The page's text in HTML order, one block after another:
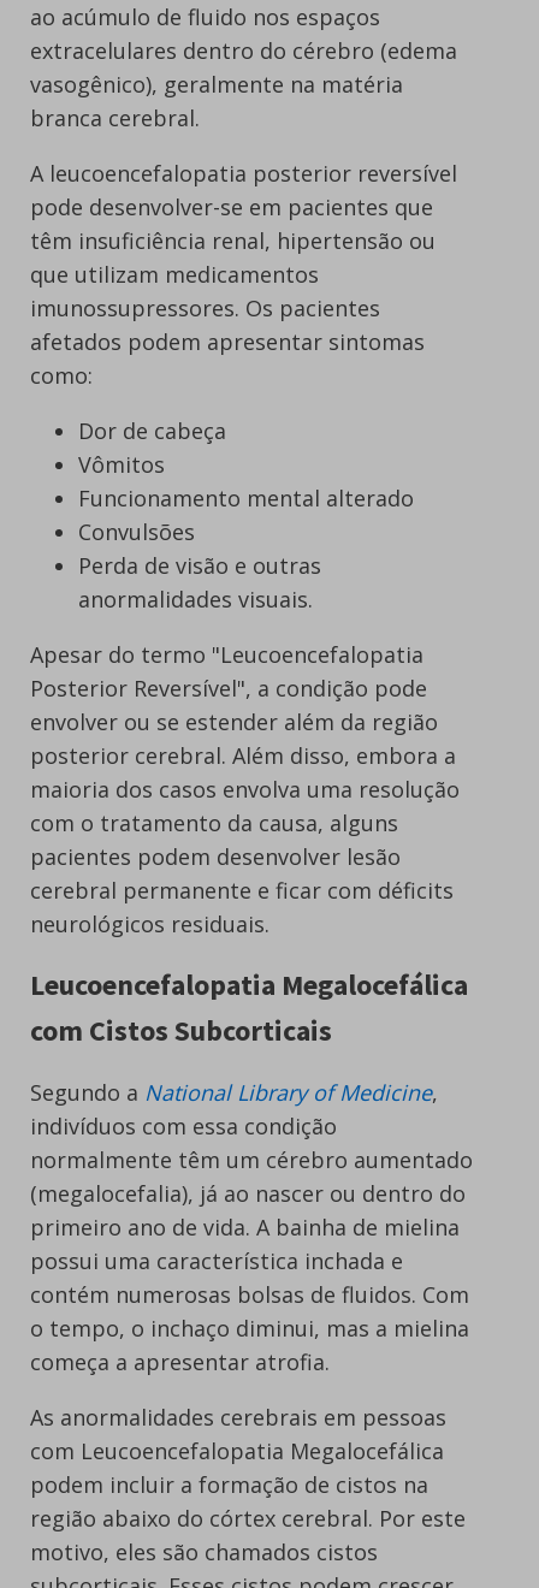
ao acúmulo de fluido nos espaços
extracelulares dentro do cérebro (edema
vasogênico), geralmente na matéria
branca cerebral.
A leucoencefalopatia posterior reversível
pode desenvolver-se em pacientes que
têm insuficiência renal, hipertensão ou
que utilizam medicamentos
imunossupressores. Os pacientes
afetados podem apresentar sintomas
como:
Dor de cabeça
Vômitos
Funcionamento mental alterado
Convulsões
Perda de visão e outras
anormalidades visuais.
Apesar do termo "Leucoencefalopatia
Posterior Reversível", a condição pode
envolver ou se estender além da região
posterior cerebral. Além disso, embora a
maioria dos casos envolva uma resolução
com o tratamento da causa, alguns
pacientes podem desenvolver lesão
cerebral permanente e ficar com déficits
neurológicos residuais.
Leucoencefalopatia Megalocefálica
com Cistos Subcorticais
Segundo a National Library of Medicine,
indivíduos com essa condição
normalmente têm um cérebro aumentado
(megalocefalia), já ao nascer ou dentro do
primeiro ano de vida. A bainha de mielina
possui uma característica inchada e
contém numerosas bolsas de fluidos. Com
o tempo, o inchaço diminui, mas a mielina
começa a apresentar atrofia.
As anormalidades cerebrais em pessoas
com Leucoencefalopatia Megalocefálica
podem incluir a formação de cistos na
região abaixo do córtex cerebral. Por este
motivo, eles são chamados cistos